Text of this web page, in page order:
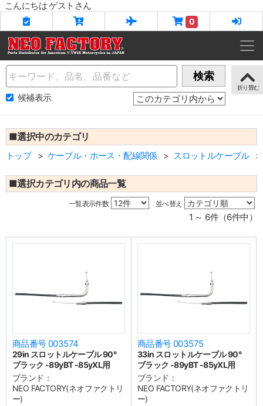
こんにちは ゲストさん
0
Name 検索
候補表示
■選択中のカテゴリ
トップ ケーブル・ホース・配線関係 スロットルケーブル
■選択カテゴリ内の商品一覧
一覧表示件数 並べ替え
1 ～ 6件（6件中）
商品番号 003574
29in スロットルケーブル 90°
ブラック -89yBT -85yXL用
ブランド：
NEO FACTORY(ネオファクトリ
ー)
商品番号 003575
33in スロットルケーブル 90°
ブラック -89yBT -85yXL用
ブランド：
NEO FACTORY(ネオファクトリ
ー)